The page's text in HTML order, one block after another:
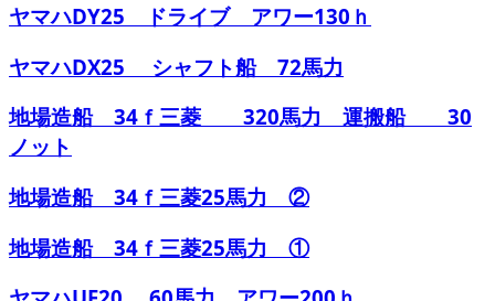
ヤマハDY25 ドライブ アワー130ｈ
ヤマハDX25 シャフト船 72馬力
地場造船 34ｆ三菱 320馬力 運搬船 30
ノット
地場造船 34ｆ三菱25馬力 ②
地場造船 34ｆ三菱25馬力 ①